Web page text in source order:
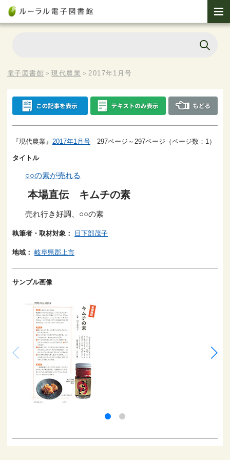
電子図書館 ＞現代農業 ＞2017年1月号
『現代農業』 2017年1月号 297ページ～297ページ（ページ数：1）
タイトル
○○の素が売れる
本場直伝 キムチの素
売れ行き好調、○○の素
執筆者・取材対象： 日下部茂子
地域： 岐阜県郡上市
サンプル画像